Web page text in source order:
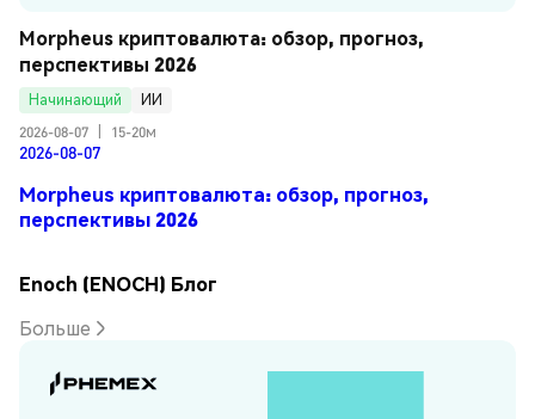
Morpheus криптовалюта: обзор, прогноз,
перспективы 2026
Начинающий
ИИ
2026-08-07
15-20м
2026-08-07
Morpheus криптовалюта: обзор, прогноз,
перспективы 2026
Enoch (ENOCH) Блог
Больше